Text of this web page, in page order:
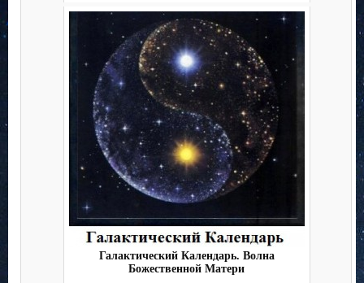
Галактический Календарь. Волна
Божественной Матери